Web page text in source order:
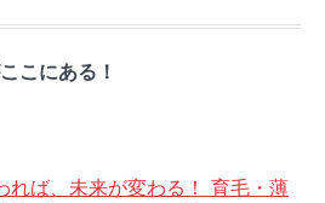
こにある！
れば、未来が変わる！ 育毛・薄